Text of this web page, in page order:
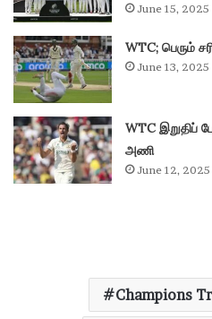
June 15, 2025
WTC; பெரும்
June 13, 2025
WTC இறுதிப்
அணி
June 12, 2025
Champions